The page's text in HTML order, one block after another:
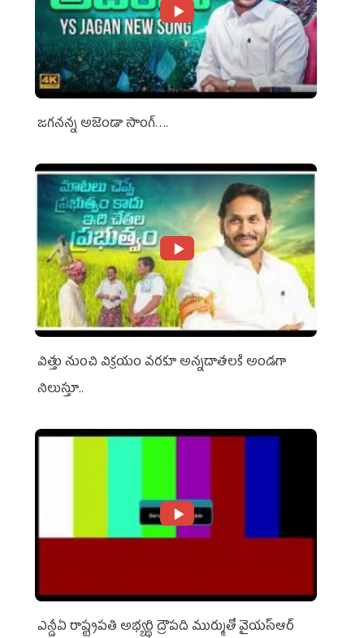
జగనన్న అజెండా సాంగ్….
విత్తు నుంచి విక్రయం వరకూ అన్నదాతలకి అండగా
నిలుస్తూ..
ఎన్డీఏ రాష్ట్ర‌ప‌తి అభ్య‌ర్థి ద్రౌప‌ది ముర్ముతో వైయ‌స్ఆర్